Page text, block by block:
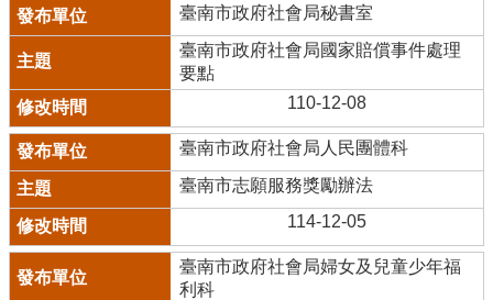
臺南市政府社會局秘書室
臺南市政府社會局國家賠償事件處理
要點
110-12-08
臺南市政府社會局人民團體科
臺南市志願服務獎勵辦法
114-12-05
臺南市政府社會局婦女及兒童少年福
利科